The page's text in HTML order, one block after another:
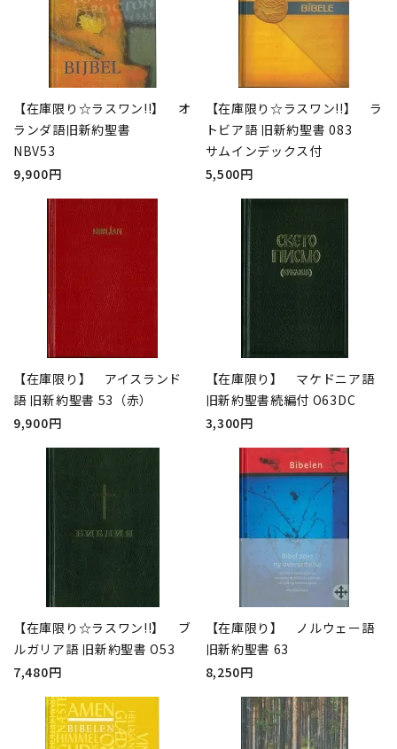
【在庫限り☆ラスワン!!】 オ
ランダ語旧新約聖書
NBV53
9,900円
【在庫限り☆ラスワン!!】 ラ
トビア語 旧新約聖書 083
サムインデックス付
5,500円
【在庫限り】 アイスランド
語 旧新約聖書 53（赤）
9,900円
【在庫限り】 マケドニア語
旧新約聖書続編付 O63DC
3,300円
【在庫限り☆ラスワン!!】 ブ
ルガリア語 旧新約聖書 O53
7,480円
【在庫限り】 ノルウェー語
旧新約聖書 63
8,250円